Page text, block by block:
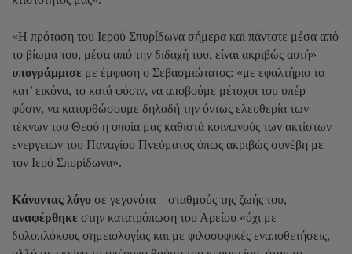
«Η πρόταση του Ιερού Σπυρίδωνα σήμερα και πάντοτε μέσα από
το βίωμα του, μέσα από την διδαχή του, είναι ακριβώς αυτή»
υπογράμμισε με έμφαση ο Σεβασμιώτατος: «με εφαλτήριο το
κατ’ εικόνα, το κατά φύσιν, να αποβούμε μέτοχοι του υπέρ
φύσιν, να κατορθώσουμε δηλαδή την όντως ελευθερία των
τέκνων του Θεού η οποία μας καθιστά κοινωνούς των ακτίστων
ενεργειών του Παναγίου Πνεύματος όπως ακριβώς συνέβη με
τον Ιερό Σπυρίδωνα».
Κάνοντας λόγο σε γεγονότα – σταθμούς της ζωής του,
αναφέρθηκε στην κατατρόπωση του Αρείου «όχι με
δολοπλόκους σημειολογίας και με φιλοσοφικές εναποθετήσεις,